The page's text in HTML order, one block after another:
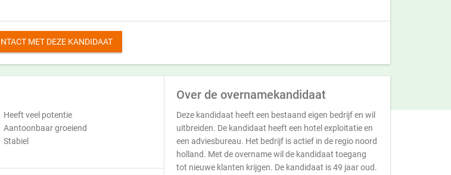
MET DEZE KANDIDAAT
Heeft veel potentie
Aantoonbaar groeiend
Stabiel
Over de overnamekandidaat
Deze kandidaat heeft een bestaand eigen bedrijf en wil
uitbreiden. De kandidaat heeft een hotel exploitatie en
een adviesbureau. Het bedrijf is actief in de regio noord
holland. Met de overname wil de kandidaat toegang
tot nieuwe klanten krijgen. De kandidaat is 49 jaar oud.